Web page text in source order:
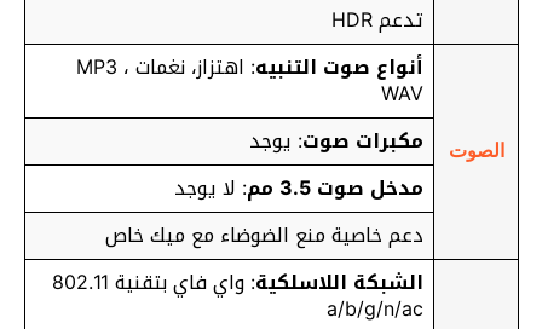
تدعم HDR
الصوت
أنواع صوت التنبيه : اهتزاز، نغمات MP3 ،
WAV
مكبرات صوت: يوجد
مدخل صوت 3.5 مم
: لا يوجد
دعم خاصية منع الضوضاء مع ميك خاص
الشبكة اللاسلكية : واي فاي بتقنية 802.11
a/b/g/n/ac